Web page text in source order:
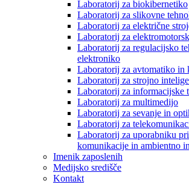
Laboratorij za biokibernetiko
Laboratorij za slikovne
Laboratorij za električne
Laboratorij za
Laboratorij za regulacijsko
elektroniko
Laboratorij za avtomatiko in
Laboratorij za strojno
Laboratorij za informacijske
Laboratorij za multimedijo
Laboratorij za sevanje in
Laboratorij za
Laboratorij za uporabniku
komunikacije in ambientno
Imenik zaposlenih
Medijsko središče
Kontakt